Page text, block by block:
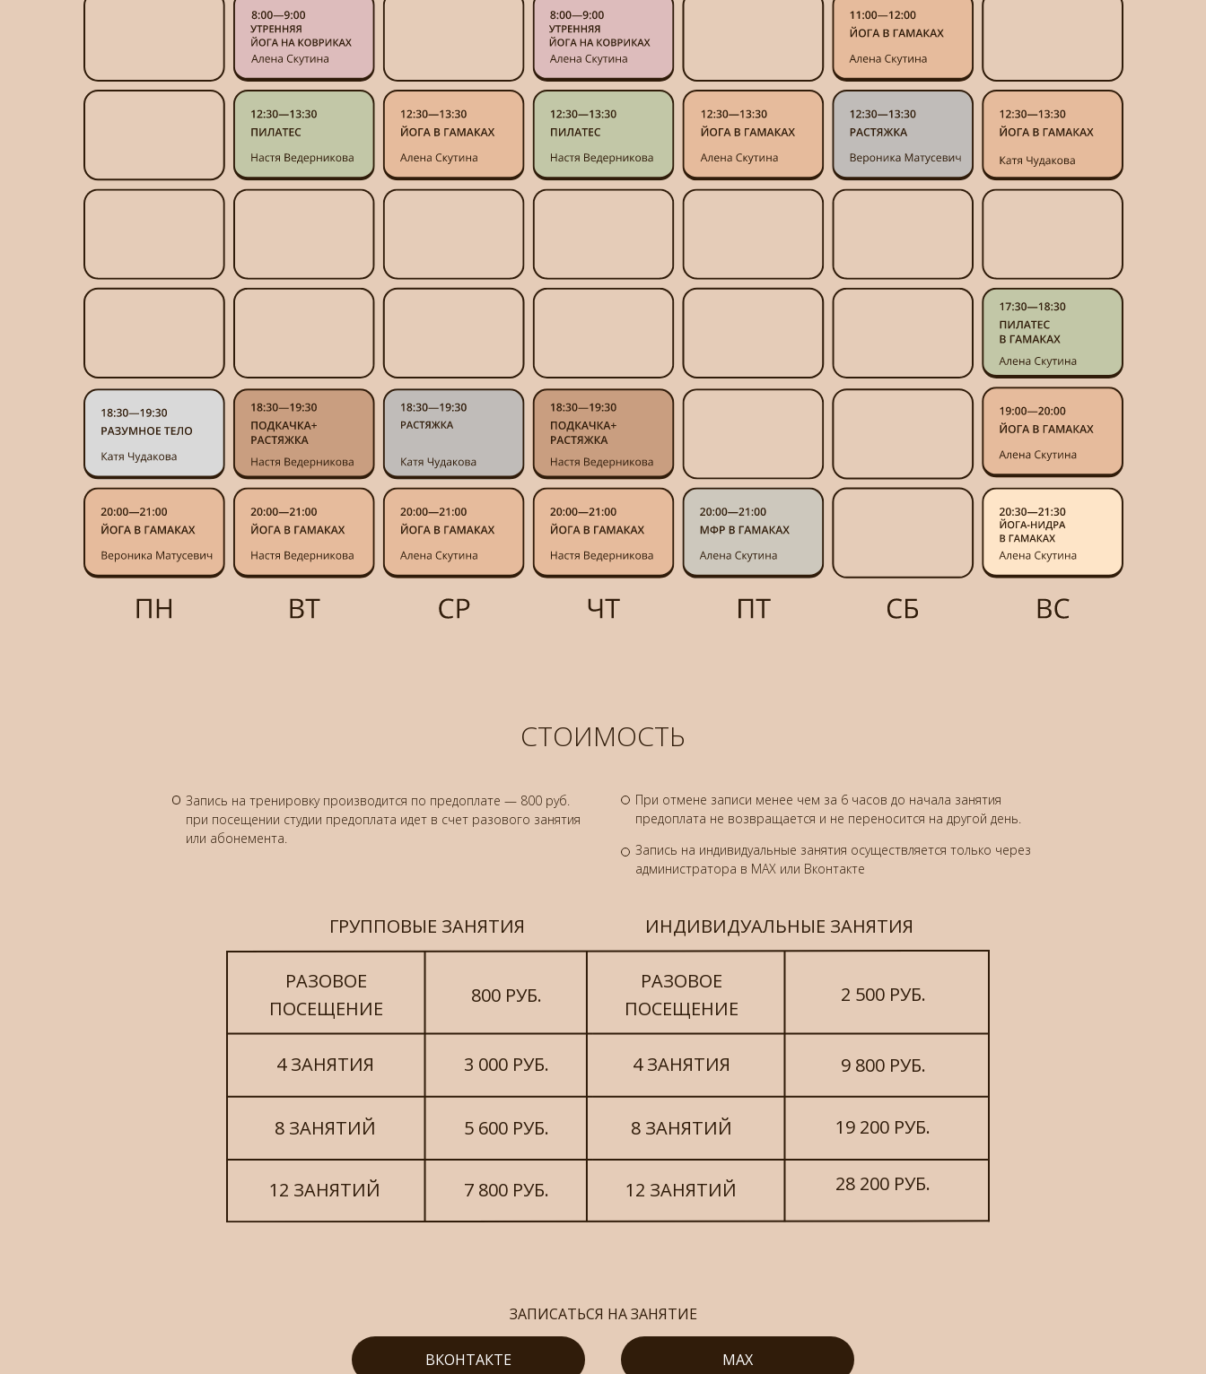
ЗАПИСАТЬСЯ НА ЗАНЯТИЕ
СТОИМОСТЬ
РАЗОВОЕ
ПОСЕЩЕНИЕ
800 РУБ.
4 ЗАНЯТИЯ
3 000 РУБ.
5 600 РУБ.
7 800 РУБ.
8 ЗАНЯТИЙ
12 ЗАНЯТИЙ
ИНДИВИДУАЛЬНЫЕ ЗАНЯТИЯ
ГРУППОВЫЕ ЗАНЯТИЯ
РАЗОВОЕ
ПОСЕЩЕНИЕ
4 ЗАНЯТИЯ
8 ЗАНЯТИЙ
12 ЗАНЯТИЙ 28 200 РУБ.
19 200 РУБ.
9 800 РУБ.
ВКОНТАКТЕ MAX
2 500 РУБ.
Запись на индивидуальные занятия осуществляется только через
администратора в MAX или Вконтакте
При отмене записи менее чем за 6 часов до начала занятия
предоплата не возвращается и не переносится на другой день.
Запись на тренировку производится по предоплате — 800 руб.
при посещении студии предоплата идет в счет разового занятия
или абонемента.